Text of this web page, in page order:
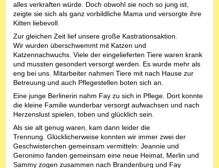
alles verkraften würde. Doch obwohl sie noch so jung ist,
zeigte sie sich als ganz vorbildliche Mama und versorgte ihre
Kitten liebevoll.
Zur gleichen Zeit lief unsere große Kastrationsaktion.
Wir wurden überschwemmt mit Katzen und
Katzennachwuchs. Viele der eingelieferten Tiere waren krank
und mussten gesondert versorgt werden. Es wurde mehr als
eng bei uns. Mitarbeiter nahmen Tiere mit nach Hause zur
Betreuung und auch Pflegestellen boten sich an.
Eine junge Berlinerin nahm Fay zu sich in Pflege. Dort konnte
die kleine Familie wunderbar versorgt aufwachsen und nach
Herzenslust spielen, toben und glücklich sein.
Als sie alt genug waren, kam dann leider die
Trennung. Glücklicherweise konnten wir immer zwei der
Geschwisterchen gemeinsam vermitteln: Jeannie und
Geronimo fanden gemeinsam eine neue Heimat, Merlin und
Sammy zogen zusammen nach Brandenburg und Fay